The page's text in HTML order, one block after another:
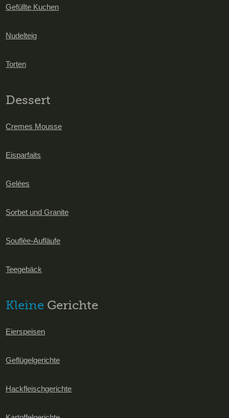
Gefüllte Kuchen
Nudelteig
Torten
Dessert
Cremes Mousse
Eisparfaits
Gelées
Sorbet und Granite
Souflèe-Aufläufe
Teegebäck
Kleine Gerichte
Eierspeisen
Geflügelgerichte
Hackfleischgerichte